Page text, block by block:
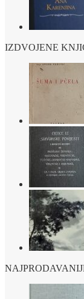
IZDVOJENE